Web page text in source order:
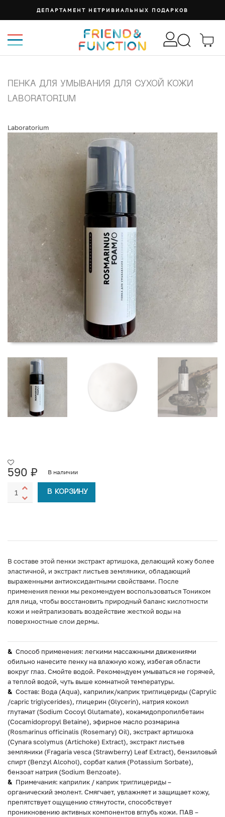
ДЕПАРТАМЕНТ НЕТРИВИАЛЬНЫХ ПОДАРКОВ
ПЕНКА ДЛЯ УМЫВАНИЯ ДЛЯ СУХОЙ КОЖИ
LABORATORIUM
Laboratorium
590 ₽ В наличии
В КОРЗИНУ
В составе этой пенки экстракт артишока, делающий кожу более
эластичной, и экстракт листьев земляники, обладающий
выраженными антиоксидантными свойствами. После
применения пенки мы рекомендуем воспользоваться Тоником
для лица, чтобы восстановить природный баланс кислотности
кожи и нейтрализовать воздействие жесткой воды на
поверхностные слои дермы.
Способ применения: легкими массажными движениями
обильно нанесите пенку на влажную кожу, избегая области
вокруг глаз. Смойте водой. Рекомендуем умываться не горячей,
а теплой водой, чуть выше комнатной температуры.
Состав: Вода (Aqua), каприлик/каприк триглицериды (Caprylic
/capric triglycerides), глицерин (Glycerin), натрия кокоил
глутамат (Sodium Cocoyl Glutamate), кокамидопропилбетаин
(Cocamidopropyl Betaine), эфирное масло розмарина
(Rosmarinus officinalis (Rosemary) Oil), экстракт артишока
(Cynara scolymus (Artichoke) Extract), экстракт листьев
земляники (Fragaria vesca (Strawberry) Leaf Extract), бензиловый
спирт (Benzyl Alcohol), сорбат калия (Potassium Sorbate),
бензоат натрия (Sodium Benzoate).
Примечания: каприлик / каприк триглицериды –
органический эмолент. Смягчает, увлажняет и защищает кожу,
препятствует ощущению стянутости, способствует
проникновению активных компонентов вглубь кожи. ПАВ –